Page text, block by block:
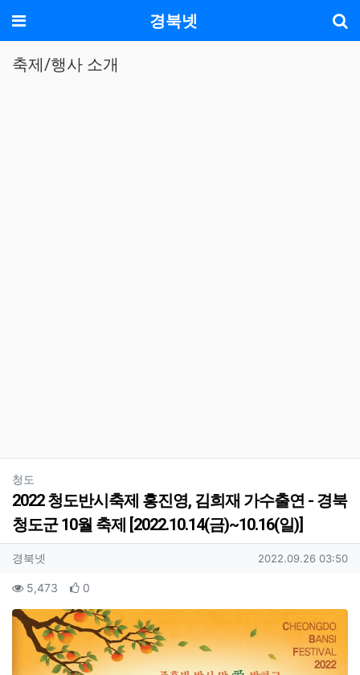
메뉴 경북넷
축제/행사 소개
청도
2022 청도반시축제 홍진영, 김희재 가수출연 - 경북
청도군 10월 축제 [2022.10.14(금)~10.16(일)]
작성자 정보
경북넷 작성일
2022.09.26 03:50
컨텐츠 정보
5,473 조회 0
본문